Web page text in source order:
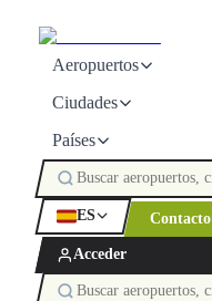
Aeropuertos
Ciudades
Países
ES Contacto
Acceder